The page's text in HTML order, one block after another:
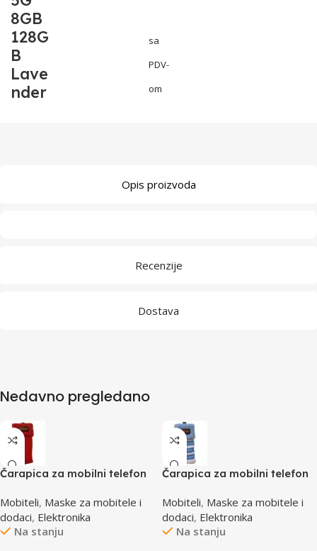
8GB
128G
B
Lave
nder
sa
PDV-
om
Opis proizvoda
Recenzije
Dostava
Nedavno pregledano
Čarapica za mobilni telefon
65x100mm
Mobiteli, Maske za mobitele i
dodaci, Elektronika
Na stanju
Čarapica za mobilni telefon
65x100mm
Mobiteli, Maske za mobitele i
dodaci, Elektronika
Na stanju